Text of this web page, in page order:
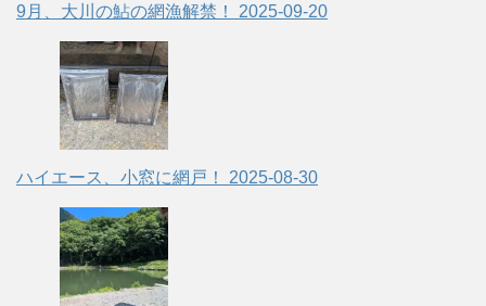
9月、大川の鮎の網漁解禁！ 2025-09-20
ハイエース、小窓に網戸！ 2025-08-30